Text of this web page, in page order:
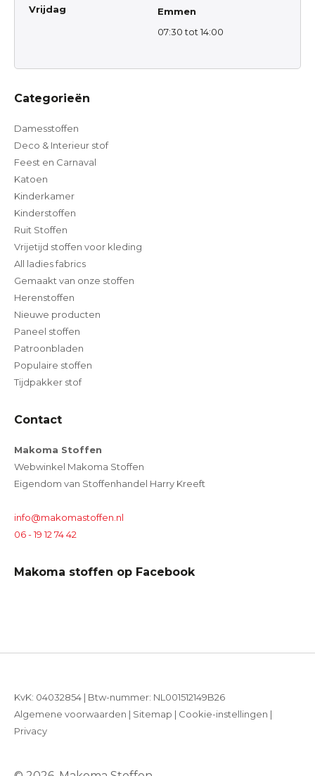
Vrijdag
Emmen
07:30 tot 14:00
Categorieën
Damesstoffen
Deco & Interieur stof
Feest en Carnaval
Katoen
Kinderkamer
Kinderstoffen
Ruit Stoffen
Vrijetijd stoffen voor kleding
All ladies fabrics
Gemaakt van onze stoffen
Herenstoffen
Nieuwe producten
Paneel stoffen
Patroonbladen
Populaire stoffen
Tijdpakker stof
Contact
Makoma Stoffen
Webwinkel Makoma Stoffen
Eigendom van Stoffenhandel Harry Kreeft
info@makomastoffen.nl
06 - 19 12 74 42
Makoma stoffen op Facebook
KvK: 04032854 | Btw-nummer: NL001512149B26
Algemene voorwaarden | Sitemap | Cookie-instellingen |
Privacy